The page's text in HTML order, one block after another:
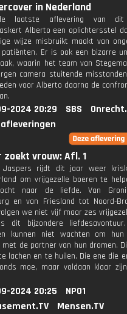
in Nederland
laatste aflevering van dit
Alberto een oplichtersstel
wijze misbruikt maakt van
patiënten. Er is ook een bizarre
waarin het team van
camera stuitende
voor Alberto daarna de
2024 20:29 SBS
zoekt vrouw: Afl. 1
Jaspers rijdt dit jaar weer
om vrijgezelle boeren te
naar de liefde. Van
en van Friesland tot Noord-
we niet vijf maar zes
dit bijzondere
kunnen niet wachten om
met de partner van hun dromen.
lachen en te huilen. Die ene die
moe, maar voldaan klaar
2024 20:25
NPO1
Mensen.TV